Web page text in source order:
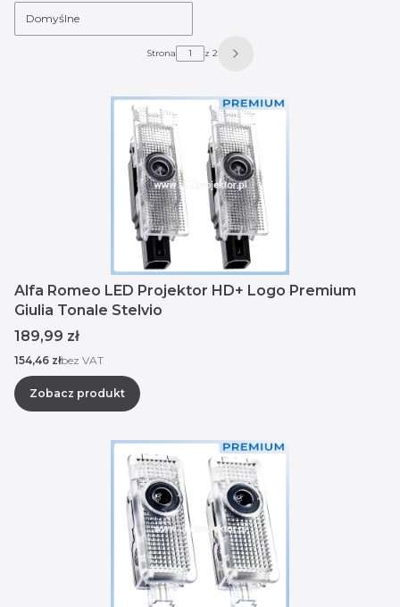
Domyślne
Strona z 2 Następne produkty
Alfa Romeo LED Projektor HD+ Logo Premium
Giulia Tonale Stelvio
Cena
189,99 zł
Cena
154,46 złbez VAT
Zobacz produkt